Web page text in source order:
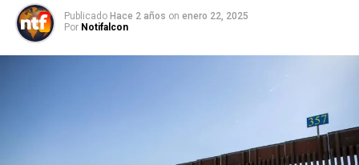
Publicado Hace 2 años on enero 22, 2025
Por Notifalcon